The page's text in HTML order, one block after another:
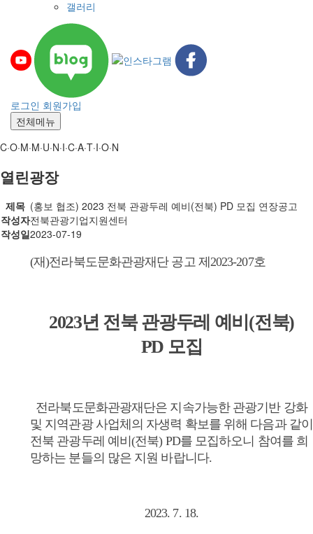
갤러리
로그인 회원가입
전체메뉴
C·O·M·M·U·N·I·C·A·T·I·O·N
열린광장
제목 (홍보 협조) 2023 전북 관광두레 예비(전북) PD 모집 연장공고
작성자전북관광기업지원센터
작성일2023-07-19
(재)전라북도문화관광재단 공고 제2023-207호
2023년 전북 관광두레 예비(전북)
PD 모집
전라북도문화관광재단은 지속가능한 관광기반 강화
및 지역관광 사업체의 자생력 확보를 위해 다음과 같이
전북 관광두레 예비(전북) PD를 모집하오니 참여를 희
망하는 분들의 많은 지원 바랍니다.
2023. 7. 18.